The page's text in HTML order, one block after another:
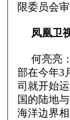
限委员会
凤凰卫
何亮亮
部在今年3
司就开始
国的陆地
海洋边界